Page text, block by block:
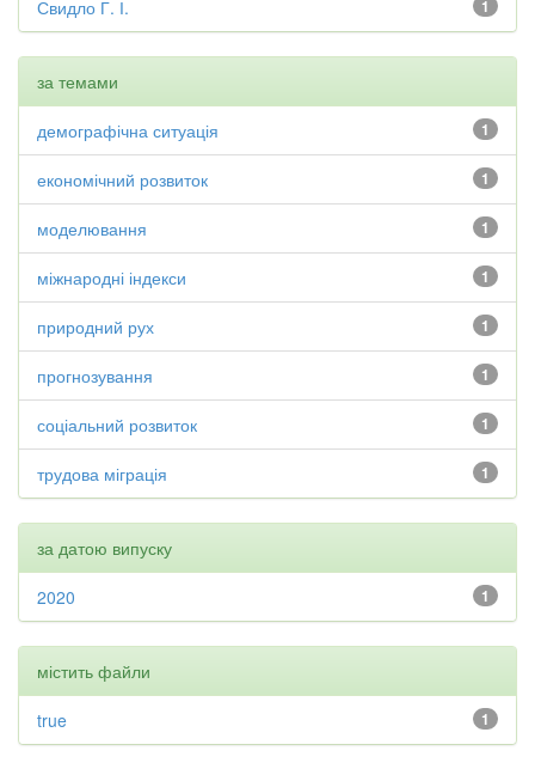
1
Свидло Г. І.
за темами
1
демографічна ситуація
1
економічний розвиток
1
моделювання
1
міжнародні індекси
1
природний рух
1
прогнозування
1
соціальний розвиток
1
трудова міграція
за датою випуску
1
2020
містить файли
1
true